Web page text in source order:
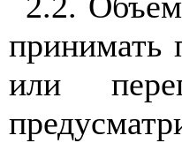
принимать
или